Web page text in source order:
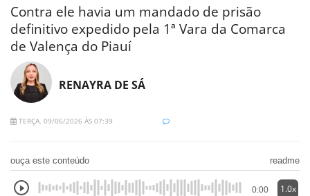
Contra ele havia um mandado de prisão
definitivo expedido pela 1ª Vara da Comarca
de Valença do Piauí
RENAYRA DE SÁ
TERÇA, 09/06/2026 ÀS 07:39
ouça este conteúdo readme
0:00 1.0x